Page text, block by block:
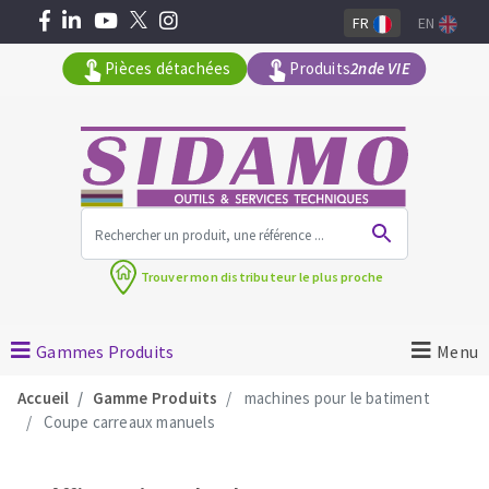
MACHINES POUR LE BATIMENT
Meuleuses angulaires
Pièces détachées Produits2nde VIE
FR EN
Trouver mondistributeur le plus proche
Gammes Produits Menu
Accueil Gamme Produits
machines pour le batiment
Coupe carreaux manuels